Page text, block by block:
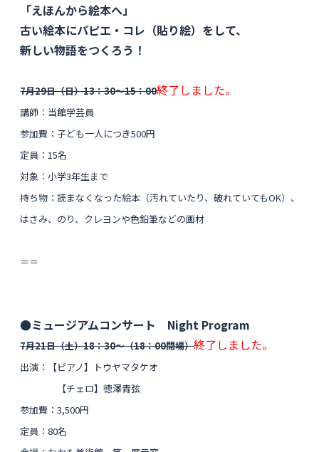
「えほんから絵本へ」
古い絵本にパピエ・コレ（貼り絵）をして、
新しい物語をつくろう！
7月29日（日）13：30〜15：00終了しました。
講師：当館学芸員
参加費：子ども一人につき500円
定員：15名
対象：小学3年生まで
持ち物：読まなくなった絵本（汚れていたり、破れていてもOK）、
はさみ、のり、クレヨンや色鉛筆などの画材
＝＝
●ミュージアムコンサート Night Program
7月21日（土）18：30〜（18：00開場）終了しました。
出演：【ピアノ】トウヤマタケオ
【チェロ】徳澤青弦
参加費：3,500円
定員：80名